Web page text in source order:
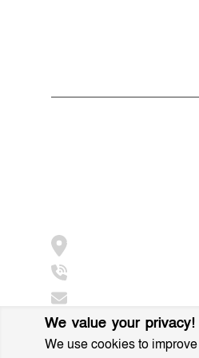
We value your privacy!
We use cookies to